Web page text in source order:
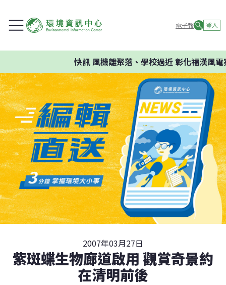
電子報 登入
快訊風機離聚落、學校過近 彰化福漢風電
2007年03月27日
紫斑蝶生物廊道啟用 觀賞奇景約
在清明前後